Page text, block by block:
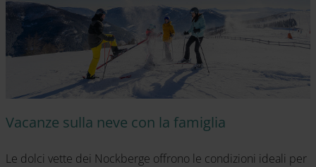
Vacanze sulla neve con la famiglia
Le dolci vette dei Nockberge offrono le condizioni ideali per